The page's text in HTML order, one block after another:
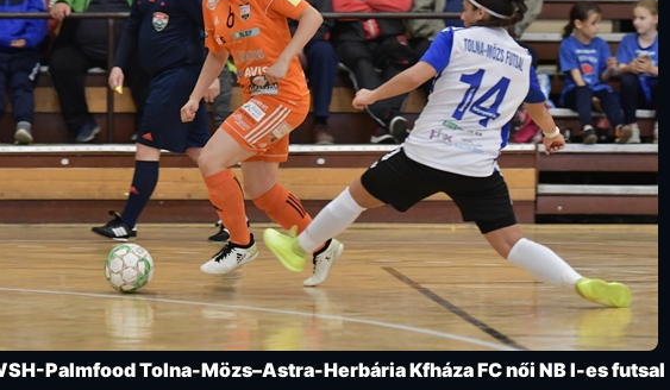
Palmfood Tolna-Mözs–Astra-Herbária Kfháza FC női NB I-es futsal